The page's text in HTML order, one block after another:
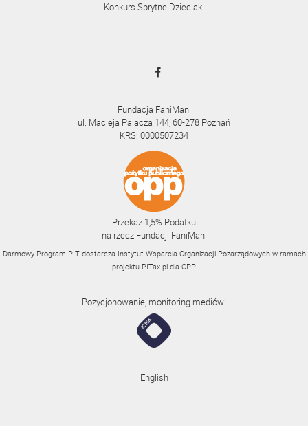
Konkurs Sprytne Dzieciaki
Fundacja FaniMani
ul. Macieja Palacza 144, 60-278 Poznań
KRS: 0000507234
Przekaż 1,5% Podatku
na rzecz Fundacji FaniMani
Darmowy Program PIT dostarcza Instytut Wsparcia Organizacji Pozarządowych w ramach
projektu PITax.pl dla OPP
Pozycjonowanie, monitoring mediów:
English